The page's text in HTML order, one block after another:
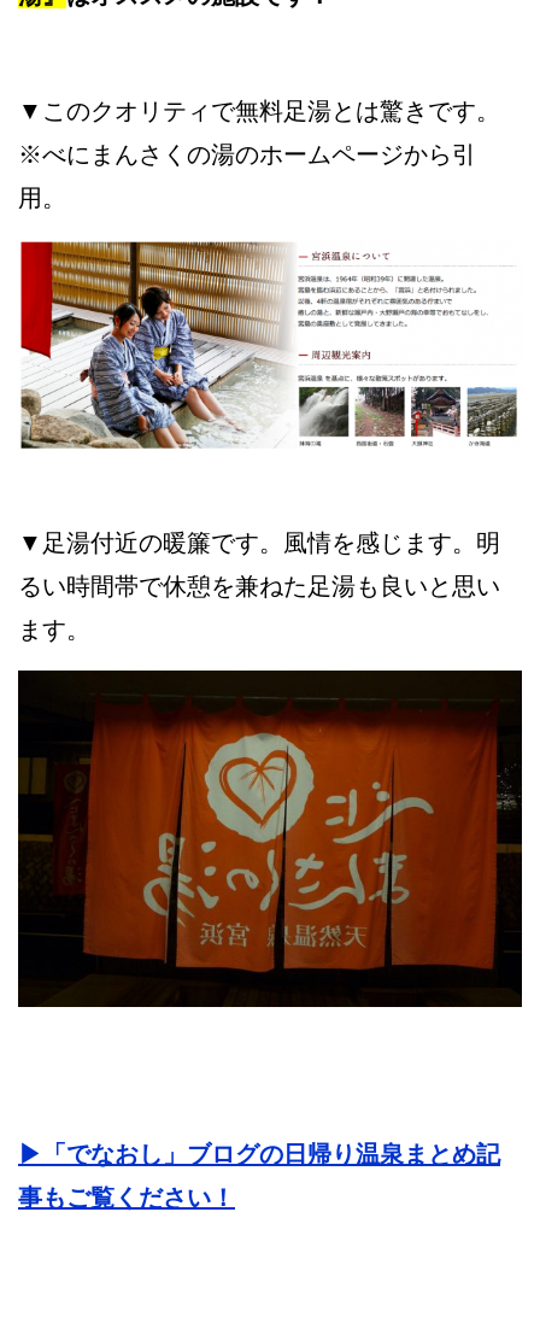
▼このクオリティで無料足湯とは驚きです。
※べにまんさくの湯のホームページから引
用。
▼足湯付近の暖簾です。風情を感じます。明
るい時間帯で休憩を兼ねた足湯も良いと思い
ます。
▶︎「でなおし」ブログの日帰り温泉まとめ記
事もご覧ください！